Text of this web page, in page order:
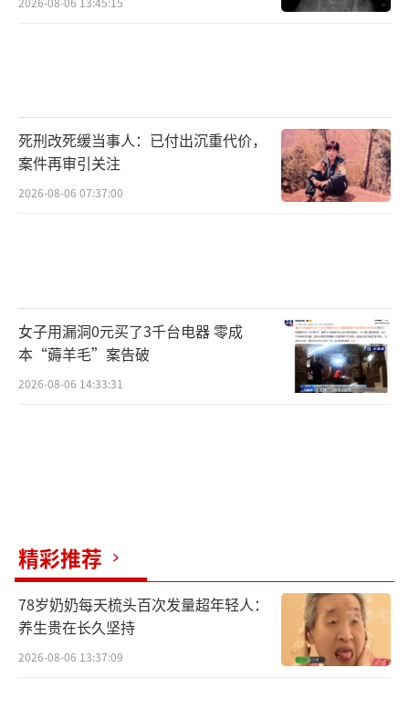
死刑改死缓当事人：已付出沉重代价，
案件再审引关注
2026-08-06 07:37:00
女子用漏洞0元买了3千台电器 零成
本“薅羊毛”案告破
2026-08-06 14:33:31
精彩推荐
78岁奶奶每天梳头百次发量超年轻人：
养生贵在长久坚持
2026-08-06 13:37:09